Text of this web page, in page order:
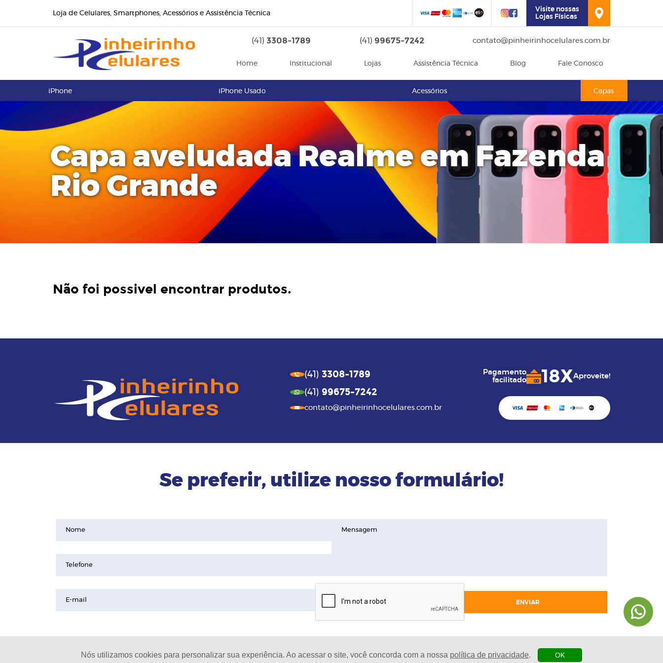
Loja de Celulares, Smartphones, Acessórios e Assistência Técnica
Visite nossas
Lojas Físicas
(41) 3308-1789 (41) 99675-7242 contato@pinheirinhocelulares.com.br
Home Institucional Lojas Assistência Técnica Blog Fale Conosco
iPhone iPhone Usado Acessórios Capas
Capa aveludada Realme em Fazenda
Rio Grande
Não foi possivel encontrar produtos.
(41) 3308-1789
(41) 99675-7242
contato@pinheirinhocelulares.com.br
Pagamento
facilitado
18XAproveite!
Se preferir, utilize nosso formulário!
Nome
Telefone
E-mail
Mensagem
ENVIAR
Nós utilizamos cookies para personalizar sua experiência. Ao acessar o site, você concorda com a nossa política de privacidade. OK